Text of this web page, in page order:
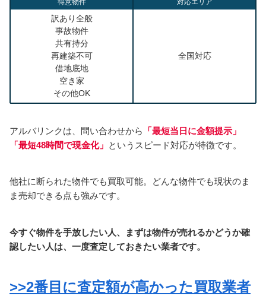
得意物件
訳あり全般
事故物件
共有持分
再建築不可
借地底地
空き家
その他OK
対応エリア
全国対応
アルバリンクは、問い合わせから 「最短当日に金額提示 」
「最短48時間で現金化」 というスピード対応が特徴です。
他社に断られた物件でも買取可能。どんな物件でも現状のま
ま売却できる点も強みです。
今すぐ物件を手放したい人、まずは物件が売れるかどうか確
認したい人は、一度査定しておきたい業者です。
>>2番目に査定額が高かった買取業者